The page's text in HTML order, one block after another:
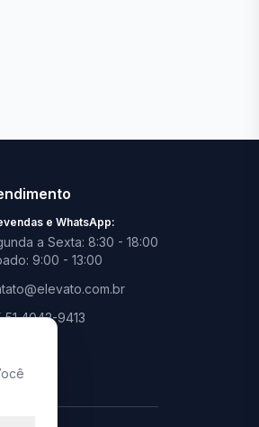
e WhatsApp:
a Sexta: 8:30 - 18:00
9:00 - 13:00
51 4042-9413
aqui